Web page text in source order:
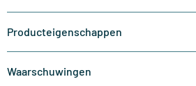
Producteigenschappen
Waarschuwingen